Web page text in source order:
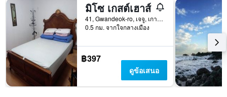
มิโซ เกสต์เฮาส์
41, Gwandeok-ro, เจจู, เกาหลีใต้
0.5 กม. จากใจกลางเมือง
฿397
ดูข้อเสนอ